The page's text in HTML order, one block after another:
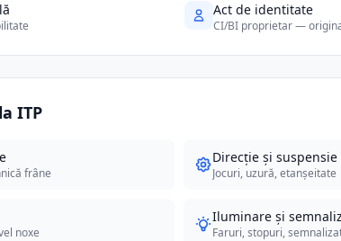
Act de identitate
CI/BI proprietar —
ITP
frâne
Direcție și suspensie
Jocuri, uzură, etanșeitate
noxe
Iluminare și
Faruri, stopuri,